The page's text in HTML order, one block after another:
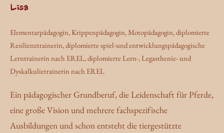
Lisa
Elementarpädagogin, Krippenpädagogin, Motopädagogin, diplomierte
Resilienztrainerin, diplomierte spiel-und entwicklungspädagogische
Lerntrainerin nach EREL, diplomierte Lern-, Legasthenie- und
Dyskalkulietrainerin nach EREL
Ein pädagogischer Grundberuf, die Leidenschaft für Pferde,
eine große Vision und mehrere fachspezifische
Ausbildungen und schon entsteht die tiergestützte